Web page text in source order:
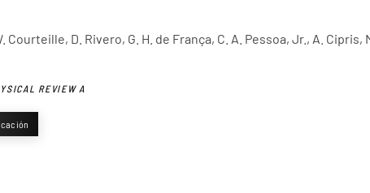
Courteille, D. Rivero, G. H. de França, C. A. Pessoa, Jr., A. Cipris,
REVIEW A